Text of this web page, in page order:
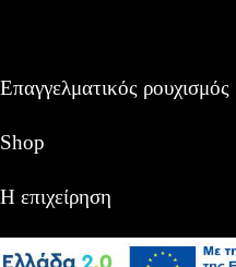
Επαγγελματικός ρουχισμός
Shop
Η επιχείρηση